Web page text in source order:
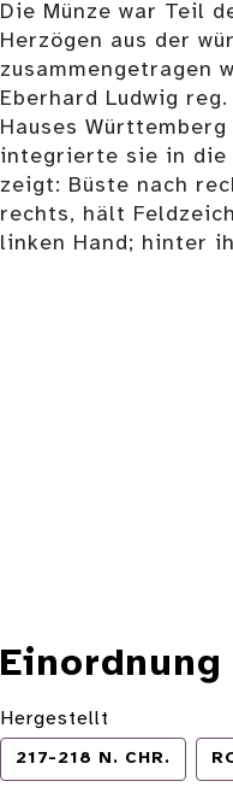
Die Münze war Teil
Herzögen aus der
zusammengetragen
Eberhard Ludwig
Hauses
integrierte sie in die
zeigt: Büste nach
rechts, hält
linken Hand; hinter
Einordnung
Hergestellt
217-218 N. CHR.